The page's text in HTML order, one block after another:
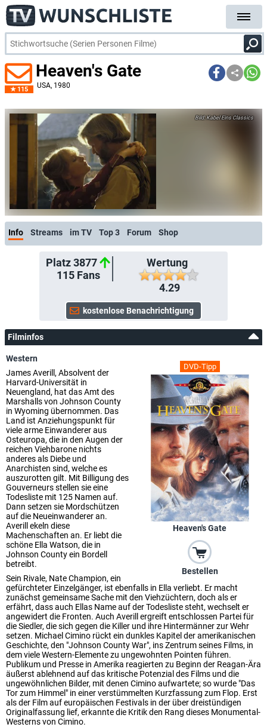
115
Heaven's Gate
USA, 1980
Kabel Eins Classics
Info Streams im TV Top 3 Forum Shop
Platz 3877
115Fans
Wertung
4.29
Filminfos
DVD-Tipp
Heaven's Gate
Bestellen
Western
James Averill, Absolvent der
Harvard-Universität in
Neuengland, hat das Amt des
Marshalls von Johnson County
in Wyoming übernommen. Das
Land ist Anziehungspunkt für
viele arme Einwanderer aus
Osteuropa, die in den Augen der
reichen Viehbarone nichts
anderes als Diebe und
Anarchisten sind, welche es
auszurotten gilt. Mit Billigung des
Gouverneurs stellen sie eine
Todesliste mit 125 Namen auf.
Dann setzen sie Mordschützen
auf die Neueinwanderer an.
Averill ekeln diese
Machenschaften an. Er liebt die
schöne Ella Watson, die in
Johnson County ein Bordell
betreibt.
Sein Rivale, Nate Champion, ein
gefürchteter Einzelgänger, ist ebenfalls in Ella verliebt. Er macht
zunächst gemeinsame Sache mit den Viehzüchtern, doch als er
erfährt, dass auch Ellas Name auf der Todesliste steht, wechselt er
angewidert die Fronten. Auch Averill ergreift entschlossen Partei für
die Siedler, die sich gegen die Killer und ihre Hintermänner zur Wehr
setzen. Michael Cimino rückt ein dunkles Kapitel der amerikanischen
Geschichte, den "Johnson County War", ins Zentrum seines Films, in
dem viele Western-Elemente zu ungewohnten Pointen führen.
Publikum und Presse in Amerika reagierten zu Beginn der Reagan-Ära
äußerst ablehnend auf das kritische Potenzial des Films und die
ungewöhnlichen Bilder, mit denen Cimino aufwartete; so wurde "Das
Tor zum Himmel" in einer verstümmelten Kurzfassung zum Flop. Erst
als der Film auf europäischen Festivals in der über dreistündigen
Originalfassung lief, erkannte die Kritik den Rang dieses Monumental-
Westerns von Cimino.